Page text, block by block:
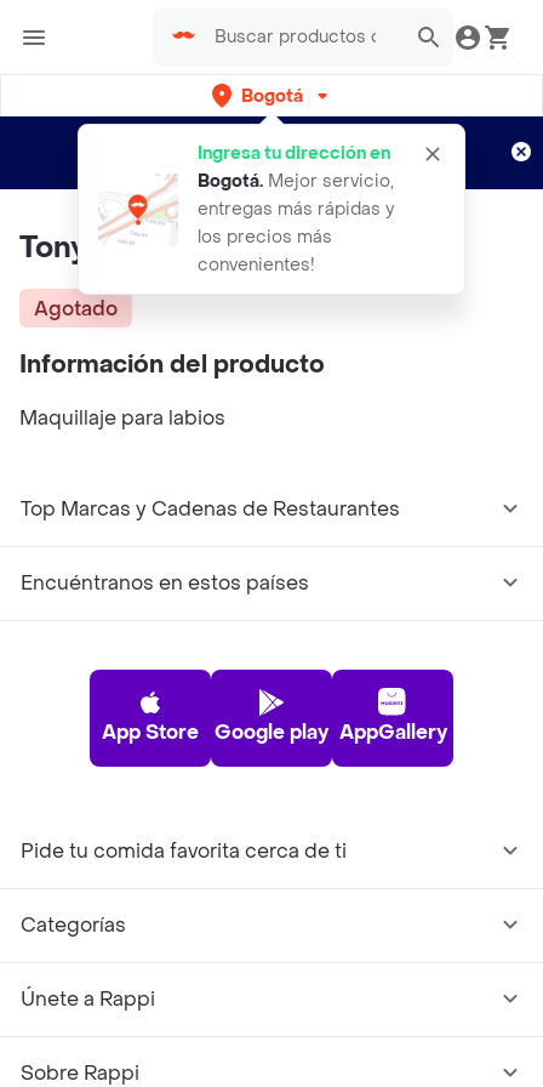
Bogotá
Ingresa tu dirección en
Bogotá. Mejor servicio,
entregas más rápidas y
los precios más
convenientes!
envíos gratis por semanas
Aplican TyC
Tony Moly Labial Tony Tint
Agotado
Información del producto
Maquillaje para labios
Top Marcas y Cadenas de Restaurantes
Encuéntranos en estos países
App Store Google play AppGallery
Pide tu comida favorita cerca de ti
Categorías
Únete a Rappi
Sobre Rappi